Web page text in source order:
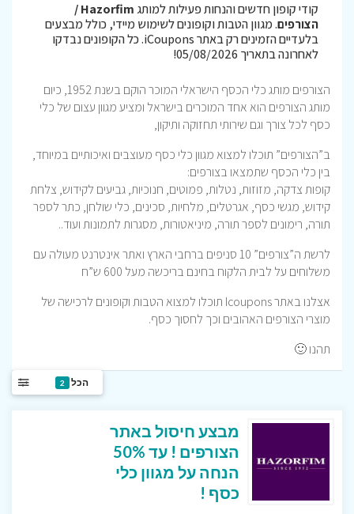
קודי קופון חדשים והנחות פעילות למותג
Hazorfim /
הצורפים. מגוון הטבות וקופונים לשימוש מיידי, כולל מבצעים
בלעדיים הזמינים רק באתר iCoupons. כל הקופונים נבדקו
לאחרונה בתאריך 05/08/2026!
הצורפים מותג כלי הכסף הישראלי המוכר הוקם בשנת 1952, כיום
מותג הצורפים הוא אחד המוכרים בישראל ומציע מגוון עצום של כלי
כסף לכל צורך וגם שירותי תחזוקה ותיקון,
ב”הצורפים” תוכלו למצוא מגוון כלי כסף מעוצבים ואיכותיים במיוחד,
בין כלי הכסף שתמצאו בצורפים:
קופות צדקה, מזוזות, נטלות, פמוטים, חנוכיות, גביעים לקידוש, צלחת
קידוש, מגשי כסף, אגרטלים, מלחיות, סכינים, כלי שולחן, כתר לספר
תורה, רימונים לספר תורה, מיניאטורות, מסגרות לתמונות ועוד..
לרשת ה”צורפים” 10 סניפים ברחבי הארץ ואתר אינטרנט מעולה עם
משלוחים על לבית הלקוח בחינם בריכשה מעל 600 ש”ח
אצלנו באתר Icoupons תוכלו למצוא הטבות וקופונים לרכישה של
מוצרי הצורפים האהובים וכך לחסוך כסף.
תהנו 🙂
הכל 2
מבצע חיסול באתר
הצורפים ! עד 50%
הנחה על מגוון כלי
כסף !